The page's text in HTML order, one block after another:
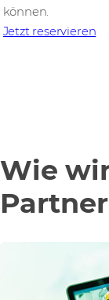
können.
Jetzt reservieren
Wie